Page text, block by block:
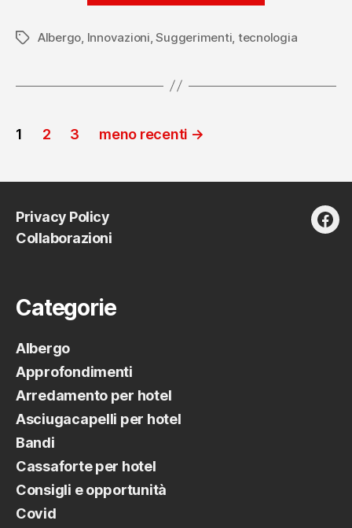
alberghi:
che
Tag Albergo Innovazioni ,Suggerimenti tecnologia
Paginazione
articoli
1 2 3 meno recenti →
Privacy Policy
Collaborazioni
Categorie
Albergo
Approfondimenti
Arredamento per hotel
Asciugacapelli per hotel
Bandi
Cassaforte per hotel
Consigli e opportunità
Covid